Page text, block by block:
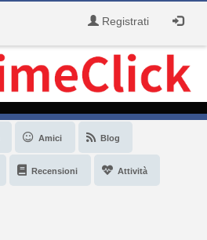
Registrati
Amici Blog
Recensioni Attività